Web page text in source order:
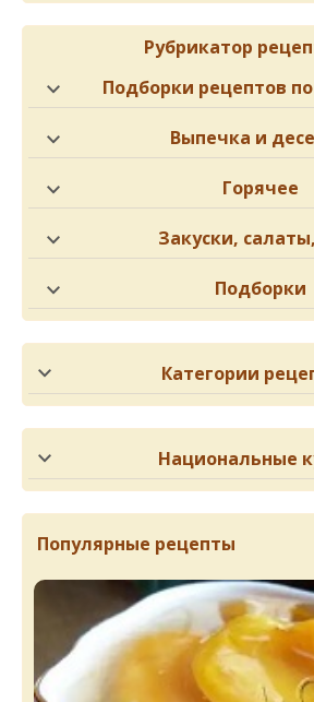
Рубрикатор
Подборки рецептов
Выпечка и
Горячее
Закуски,
Подборки
Категории
Национальные
Популярные рецепты